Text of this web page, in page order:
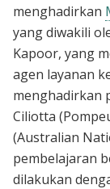
menghadirkan
yang diwakili
Kapoor, yang
agen layanan
menghadirkan
Ciliotta
(Australian
pembelajaran
dilakukan